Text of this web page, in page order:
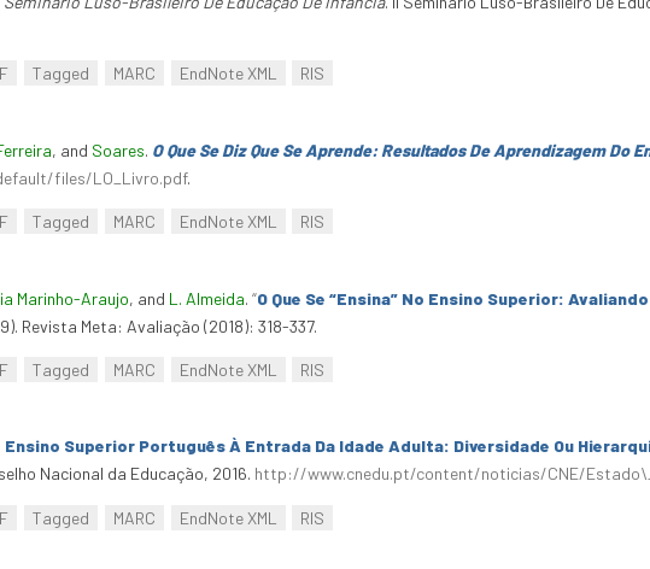
Tagged MARC EndNote XML RIS
, and Soares. O Que Se Diz Que Se Aprende: Resultados De Aprendizagem Do
files/LO_Livro.pdf.
Tagged MARC EndNote XML RIS
Marinho-Araujo, and L. Almeida. “O Que Se “Ensina” No Ensino Superior:
Revista Meta: Avaliação (2018): 318-337.
Tagged MARC EndNote XML RIS
Ensino Superior Português À Entrada Da Idade Adulta: Diversidade Ou
Nacional da Educação, 2016. http://www.cnedu.pt/content/noticias/CNE/
Tagged MARC EndNote XML RIS